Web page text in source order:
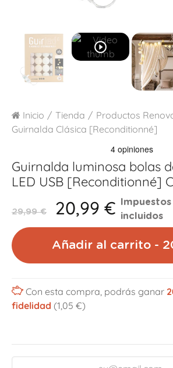
play_circle_outline
Inicio Tienda
Productos
Guirnalda Clásica [Reconditionné]
Guirnalda luminosa bolas
LED USB [Reconditionné]
29,99 € 20,99 €
Impuestos
incluidos
Añadir al carrito -
Con esta compra, podrás ganar
fidelidad (1,05 €)